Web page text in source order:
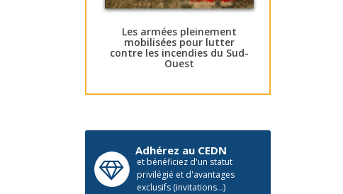
Les armées pleinement
mobilisées pour lutter
contre les incendies du Sud-
Ouest
Adhérez au CEDN
et bénéficiez d'un statut
privilégié et d'avantages
exclusifs (invitations...)